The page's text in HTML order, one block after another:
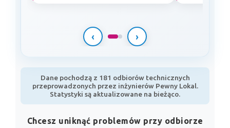
‹ ›
Dane pochodzą z 181 odbiorów technicznych
przeprowadzonych przez inżynierów Pewny Lokal.
Statystyki są aktualizowane na bieżąco.
Chcesz uniknąć problemów przy odbiorze